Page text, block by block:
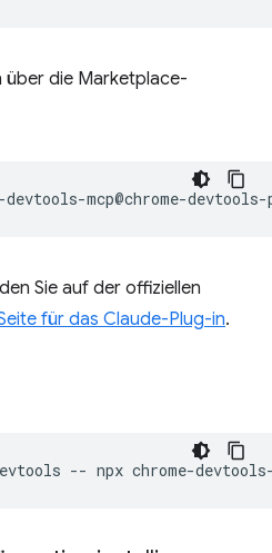
über die Marketplace-
Sie auf der offiziellen
für das Claude-Plug-in.
-- npx